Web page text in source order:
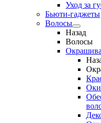
Уход за
Бьюти-гаджеты
Волосы
Назад
Волосы